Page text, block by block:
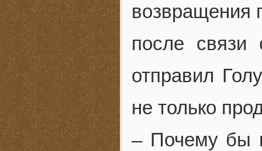
возвращения
после
отправил
не только
– Почему бы